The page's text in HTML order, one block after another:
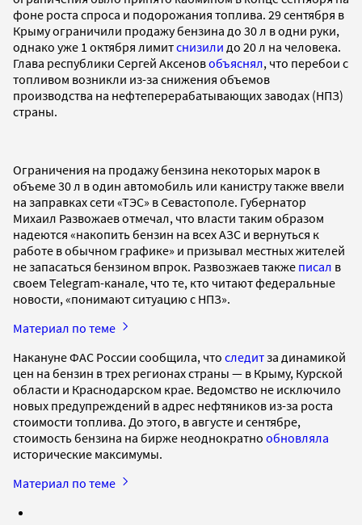
фоне роста спроса и подорожания топлива. 29 сентября в
Крыму ограничили продажу бензина до 30 л в одни руки,
однако уже 1 октября лимитснизили до 20 л на человека.
Глава республики Сергей Аксеновобъяснял, что перебои с
топливом возникли из-за снижения объемов
производства на нефтеперерабатывающих заводах (НПЗ)
страны.
Ограничения на продажу бензина некоторых марок в
объеме 30 л в один автомобиль или канистру также ввели
на заправках сети «ТЭС» в Севастополе. Губернатор
Михаил Развожаев отмечал, что власти таким образом
надеются «накопить бензин на всех АЗС и вернуться к
работе в обычном графике» и призывал местных жителей
не запасаться бензином впрок. Развозжаев также писал в
своем Telegram-канале, что те, кто читают федеральные
новости, «понимают ситуацию с НПЗ».
Материал по теме
Накануне ФАС России сообщила, что следитза динамикой
цен на бензин в трех регионах страны — в Крыму, Курской
области и Краснодарском крае. Ведомство не исключило
новых предупреждений в адрес нефтяников из-за роста
стоимости топлива. До этого, в августе и сентябре,
стоимость бензина на бирже неоднократно обновляла
исторические максимумы.
Материал по теме